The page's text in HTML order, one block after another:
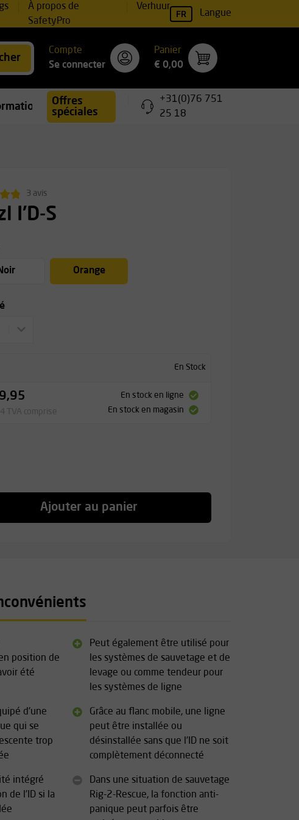
À propos de
SafetyPro
Verhuur
FR Langue
Compte
Se connecter
Panier
€ 0,00
Offres
spéciales
+31(0)76 751
25 18
3 avis
I'D-S
Orange
En Stock
TVA comprise
En stock en ligne
En stock en magasin
Ajouter au panier
position de
été
d'une
qui se
trop
intégré
de l'ID si la
Peut également être utilisé pour
les systèmes de sauvetage et de
levage ou comme tendeur pour
les systèmes de ligne
Grâce au flanc mobile, une ligne
peut être installée ou
désinstallée sans que l'ID ne soit
complètement déconnecté
Dans une situation de sauvetage
Rig-2-Rescue, la fonction anti-
panique peut parfois être